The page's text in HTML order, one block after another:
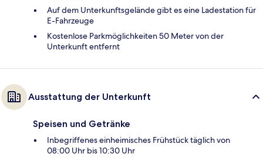
Auf dem Unterkunftsgelände gibt es eine Ladestation für
E-Fahrzeuge
Kostenlose Parkmöglichkeiten 50 Meter von der
Unterkunft entfernt
Ausstattung der Unterkunft
Speisen und Getränke
Inbegriffenes einheimisches Frühstück täglich von
08:00 Uhr bis 10:30 Uhr